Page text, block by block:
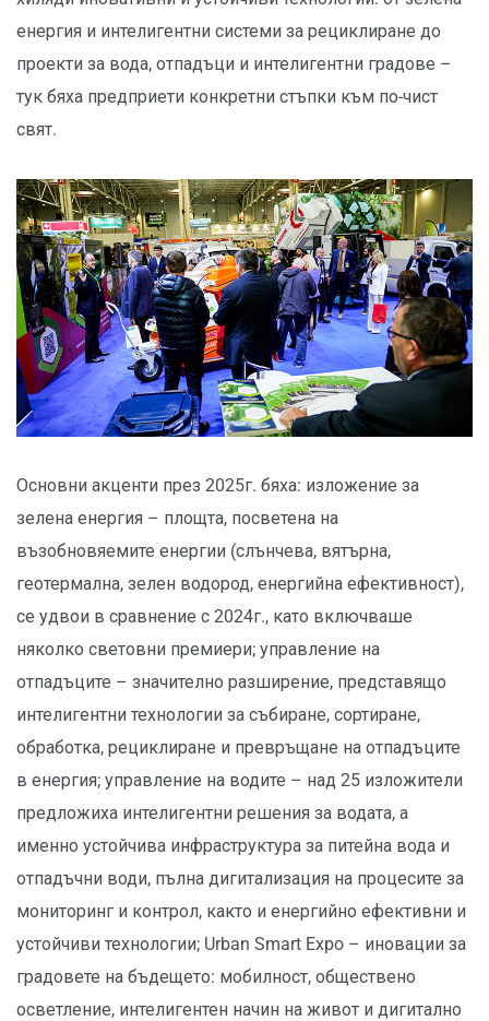
енергия и интелигентни системи за рециклиране до
проекти за вода, отпадъци и интелигентни градове –
тук бяха предприети конкретни стъпки към по-чист
свят.
Основни акценти през 2025г. бяха: изложение за
зелена енергия – площта, посветена на
възобновяемите енергии (слънчева, вятърна,
геотермална, зелен водород, енергийна ефективност),
се удвои в сравнение с 2024г., като включваше
няколко световни премиери; управление на
отпадъците – значително разширение, представящо
интелигентни технологии за събиране, сортиране,
обработка, рециклиране и превръщане на отпадъците
в енергия; управление на водите – над 25 изложители
предложиха интелигентни решения за водата, а
именно устойчива инфраструктура за питейна вода и
отпадъчни води, пълна дигитализация на процесите за
мониторинг и контрол, както и енергийно ефективни и
устойчиви технологии; Urban Smart Expo – иновации за
градовете на бъдещето: мобилност, обществено
осветление, интелигентен начин на живот и дигитално